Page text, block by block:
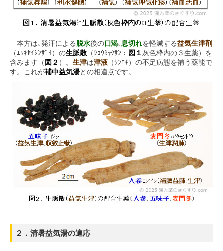
本方は､発汗による 脱水後の 口渴､ 息切れを軽減する益気生津剤
（ｴｯｷｾｲｼﾝｻﾞｲ）の生脈散 （ｼｮｳﾐｬｸｻﾝ： 図１ 灰色枠内の３生薬）を
含みます（ 図２ ）。 生津は津液 （ｼﾝｴｷ）の不足病態を補う薬能で
す。これが補中益気湯との相違点です。
２．清暑益気湯の適応